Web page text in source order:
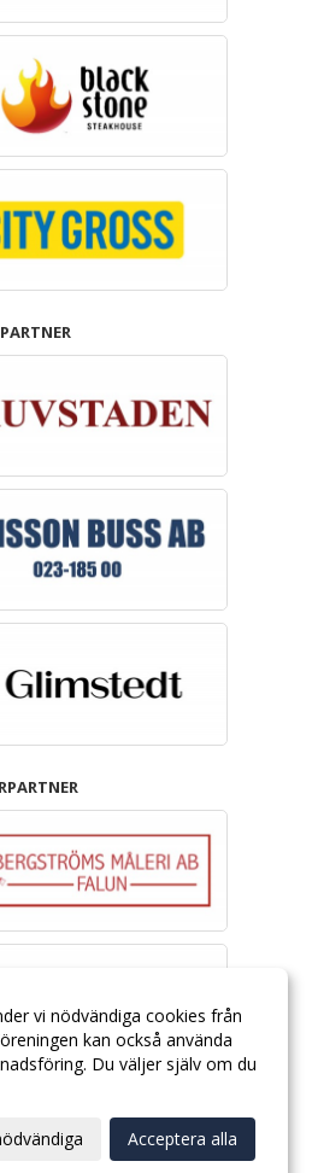
vi nödvändiga cookies från
kan också använda
Du väljer själv om du
Acceptera alla